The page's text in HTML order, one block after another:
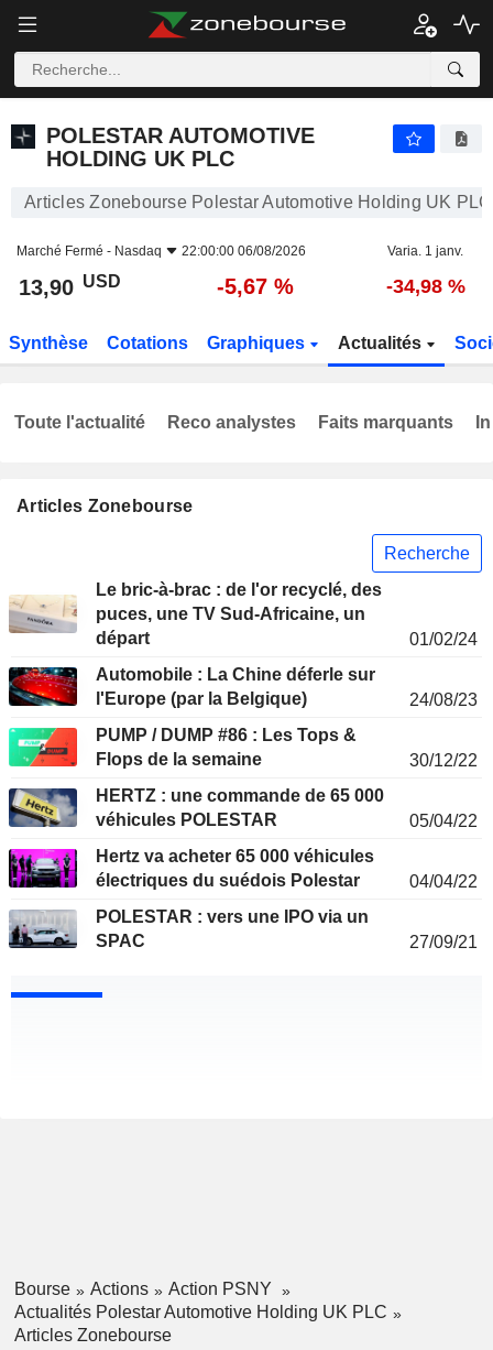
POLESTAR AUTOMOTIVE
HOLDING UK PLC
Articles Zonebourse Polestar Automotive Holding UK PLC
Marché Fermé - Nasdaq 22:00:00 06/08/2026 Varia. 1 janv.
13,90 USD -5,67 % -34,98 %
Synthèse Cotations Graphiques Actualités
Articles Zonebourse
Recherche
Le bric-à-brac : de l'or recyclé, des
puces, une TV Sud-Africaine, un
départ
01/02/24
Automobile : La Chine déferle sur
l'Europe (par la Belgique)
24/08/23
PUMP / DUMP #86 : Les Tops &
Flops de la semaine
30/12/22
HERTZ : une commande de 65 000
véhicules POLESTAR
05/04/22
Hertz va acheter 65 000 véhicules
électriques du suédois Polestar
04/04/22
POLESTAR : vers une IPO via un
SPAC
27/09/21
Toute l'actualité Reco analystes Faits marquants
Bourse Actions
Action PSNY
Actualités Polestar Automotive Holding UK PLC
Articles Zonebourse